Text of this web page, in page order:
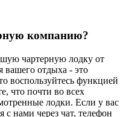
компанию?
чартерную лодку от
вашего отдыха - это
воспользуйтесь функцией
что почти во всех
лодки. Если у вас
с нами через чат, телефон